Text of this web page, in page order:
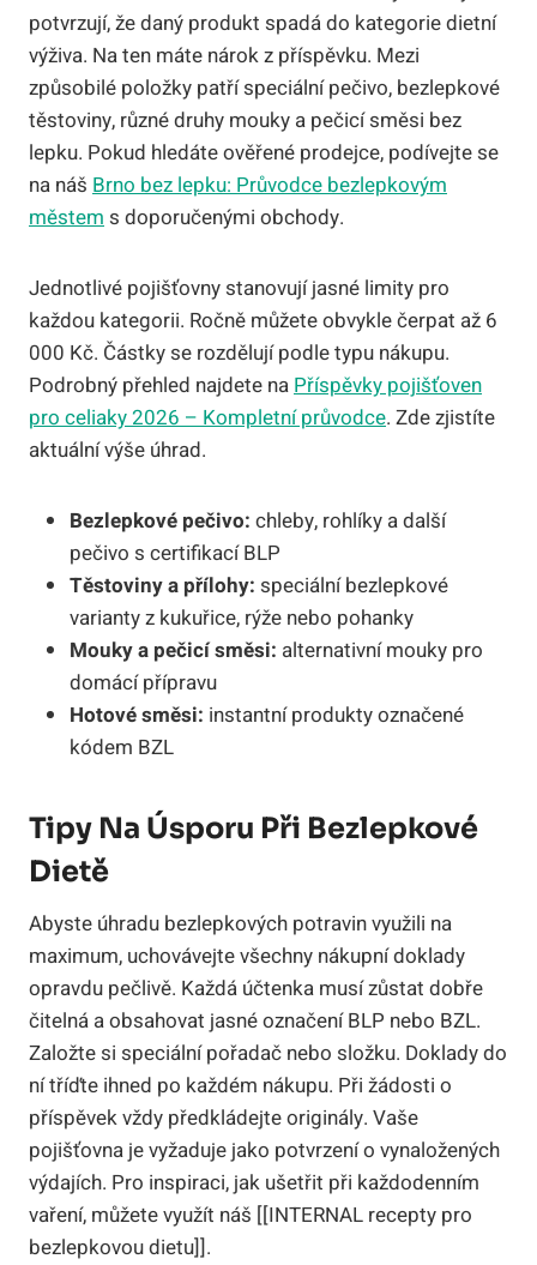
potvrzují, že daný produkt spadá do kategorie dietní
výživa. Na ten máte nárok z příspěvku. Mezi
způsobilé položky patří speciální pečivo, bezlepkové
těstoviny, různé druhy mouky a pečicí směsi bez
lepku. Pokud hledáte ověřené prodejce, podívejte se
na náš Brno bez lepku: Průvodce bezlepkovým
městems doporučenými obchody.
Jednotlivé pojišťovny stanovují jasné limity pro
každou kategorii. Ročně můžete obvykle čerpat až 6
000 Kč. Částky se rozdělují podle typu nákupu.
Podrobný přehled najdete naPříspěvky pojišťoven
pro celiaky 2026 – Kompletní průvodce. Zde zjistíte
aktuální výše úhrad.
Bezlepkové pečivo: chleby, rohlíky a další
pečivo s certifikací BLP
Těstoviny a přílohy: speciální bezlepkové
varianty z kukuřice, rýže nebo pohanky
Mouky a pečicí směsi: alternativní mouky pro
domácí přípravu
Hotové směsi: instantní produkty označené
kódem BZL
Tipy Na Úsporu Při Bezlepkové
Dietě
Abyste úhradu bezlepkových potravin využili na
maximum, uchovávejte všechny nákupní doklady
opravdu pečlivě. Každá účtenka musí zůstat dobře
čitelná a obsahovat jasné označení BLP nebo BZL.
Založte si speciální pořadač nebo složku. Doklady do
ní tříďte ihned po každém nákupu. Při žádosti o
příspěvek vždy předkládejte originály. Vaše
pojišťovna je vyžaduje jako potvrzení o vynaložených
výdajích. Pro inspiraci, jak ušetřit při každodenním
vaření, můžete využít náš [[INTERNAL recepty pro
bezlepkovou dietu]].